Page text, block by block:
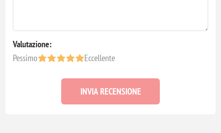
Valutazione:
Pessimo
Eccellente
INVIA RECENSIONE